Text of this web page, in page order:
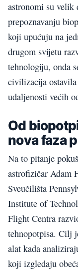
astronomi su velik
prepoznavanju
koji upućuju na
drugom svijetu
tehnologiju, onda
civilizacija
udaljenosti većih
Od
nova faza
Na to pitanje
astrofizičar Adam
Sveučilišta
Institute of
Flight Centra
tehnopotpisa. Cilj
alat kada
koji izgledaju